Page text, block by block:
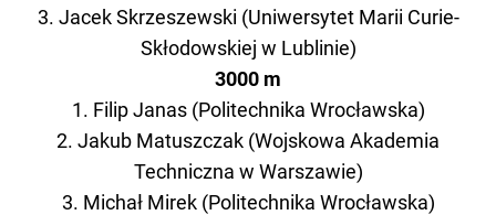
3. Jacek Skrzeszewski (Uniwersytet Marii Curie-
Skłodowskiej w Lublinie)
3000 m
1. Filip Janas (Politechnika Wrocławska)
2. Jakub Matuszczak (Wojskowa Akademia
Techniczna w Warszawie)
3. Michał Mirek (Politechnika Wrocławska)